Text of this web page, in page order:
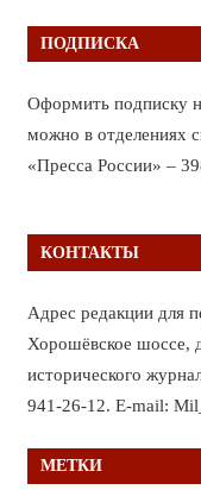
ПОДПИСКА
Оформить подписку
можно в отделениях
«Пресса России» –
КОНТАКТЫ
Адрес редакции для
Хорошёвское шоссе,
исторического
941-26-12. E-mail:
МЕТКИ